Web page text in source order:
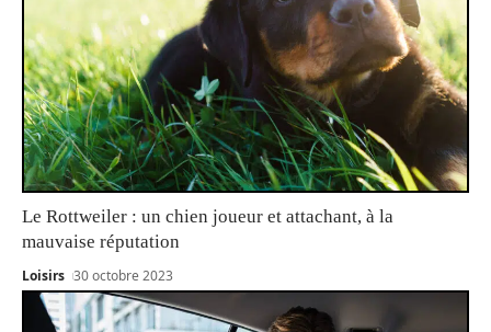
Le Rottweiler : un chien joueur et attachant, à la
mauvaise réputation
Loisirs 30 octobre 2023